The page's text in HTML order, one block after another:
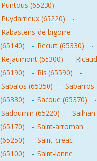
Puntous (65230)
-
Puydarrieux (65220)
-
Rabastens-de-bigorre
(65140)
- Recurt (65330)
-
Rejaumont (65300)
- Ricaud
(65190)
- Ris (65590)
-
Sabalos (65350)
- Sabarros
(65330)
- Sacoue (65370)
-
Sadournin (65220)
- Sailhan
(65170)
- Saint-arroman
(65250)
- Saint-creac
(65100)
- Saint-lanne